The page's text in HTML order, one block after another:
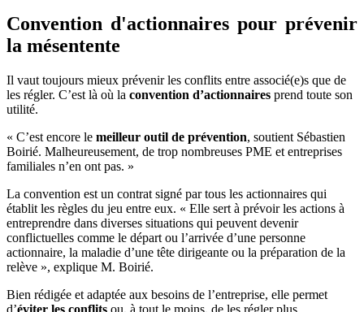
Convention d'actionnaires pour prévenir
la mésentente
Il vaut toujours mieux prévenir les conflits entre associé(e)s que de
les régler. C’est là où la convention d’actionnaires prend toute son
utilité.
« C’est encore le meilleur outil de prévention, soutient Sébastien
Boirié. Malheureusement, de trop nombreuses PME et entreprises
familiales n’en ont pas. »
La convention est un contrat signé par tous les actionnaires qui
établit les règles du jeu entre eux. « Elle sert à prévoir les actions à
entreprendre dans diverses situations qui peuvent devenir
conflictuelles comme le départ ou l’arrivée d’une personne
actionnaire, la maladie d’une tête dirigeante ou la préparation de la
relève », explique M. Boirié.
Bien rédigée et adaptée aux besoins de l’entreprise, elle permet